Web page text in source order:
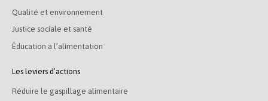
Qualité et environnement
Justice sociale et santé
Éducation à l’alimentation
Les leviers d’actions
Réduire le gaspillage alimentaire